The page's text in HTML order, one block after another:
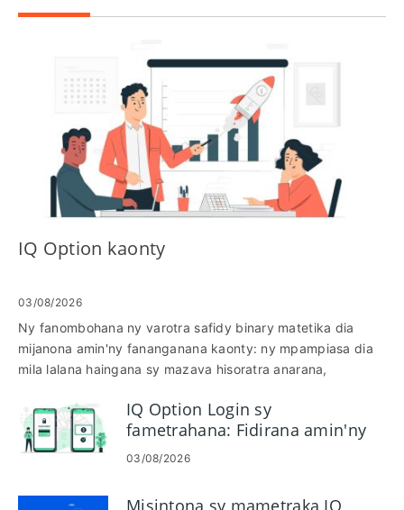
IQ Option kaonty
03/08/2026
Ny fanombohana ny varotra safidy binary matetika dia
mijanona amin'ny fananganana kaonty: ny mpampiasa dia
mila lalana haingana sy mazava hisoratra anarana,
fidirana amin'ny varotra. Ity teny fampidirana ity dia
mamaritra ny dingana amin'ny fidirana izay matetika misy
fiantraikany amin'ny fahaizanao mivarotra—mamorona
fomba hanovan'ny famatsiam-bola na ny fidirana amin'ny
IQ Option Login sy
fametrahana: Fidirana amin'ny
kaonty azo antoka sy
famatsiam-bola
03/08/2026
Misintona sy mametraka IQ